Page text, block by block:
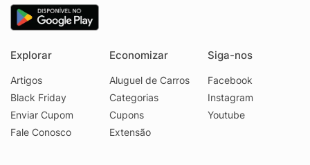
Explorar
Artigos
Black Friday
Enviar Cupom
Fale Conosco
Economizar
Aluguel de Carros
Categorias
Cupons
Extensão
Siga-nos
Facebook
Instagram
Youtube